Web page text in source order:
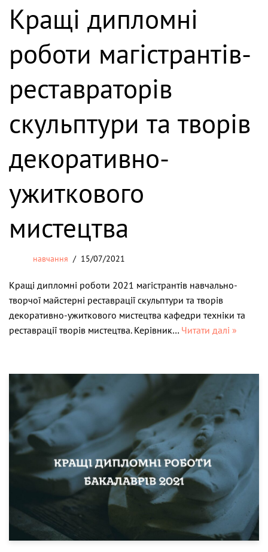
Кращі дипломні
роботи магістрантів-
реставраторів
скульптури та творів
декоративно-
ужиткового
мистецтва
навчання 15/07/2021
Кращі дипломні роботи 2021 магістрантів навчально-
творчої майстерні реставрації скульптури та творів
декоративно-ужиткового мистецтва кафедри техніки та
реставрації творів мистецтва. Керівник… Читати далі »